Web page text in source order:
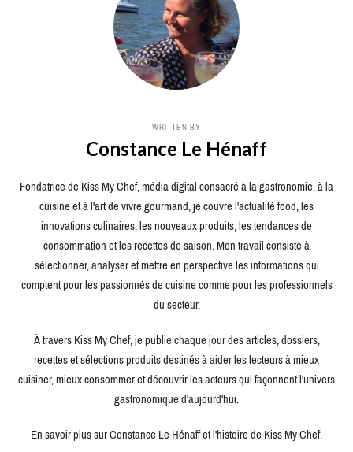
WRITTEN BY
Constance Le Hénaff
Fondatrice de Kiss My Chef, média digital consacré à la gastronomie, à la
cuisine et à l'art de vivre gourmand, je couvre l'actualité food, les
innovations culinaires, les nouveaux produits, les tendances de
consommation et les recettes de saison. Mon travail consiste à
sélectionner, analyser et mettre en perspective les informations qui
comptent pour les passionnés de cuisine comme pour les professionnels
du secteur.
À travers Kiss My Chef, je publie chaque jour des articles, dossiers,
recettes et sélections produits destinés à aider les lecteurs à mieux
cuisiner, mieux consommer et découvrir les acteurs qui façonnent l'univers
gastronomique d'aujourd'hui.
En savoir plus sur Constance Le Hénaff et l'histoire de Kiss My Chef.